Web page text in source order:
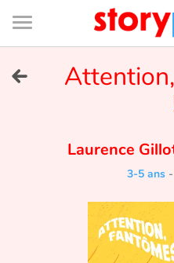
Connexion
Bibliothèque
de
page
Tester gratuitement
Bibliothèque
Laurence
3-5 ans-